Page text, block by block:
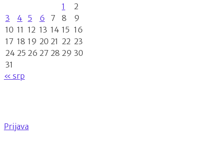
1
2
3
4 5 6 7 8
9
10 11 12 13 14 15 16
17 18 19 20 21 22 23
24 25 26 27 28 29 30
31
« srp
Prijava